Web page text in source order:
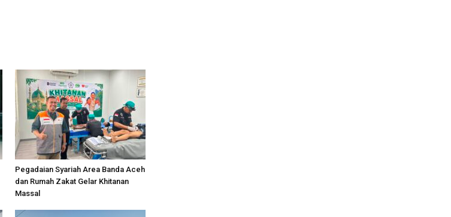
Pegadaian Syariah Area Banda Aceh
dan Rumah Zakat Gelar Khitanan
Massal